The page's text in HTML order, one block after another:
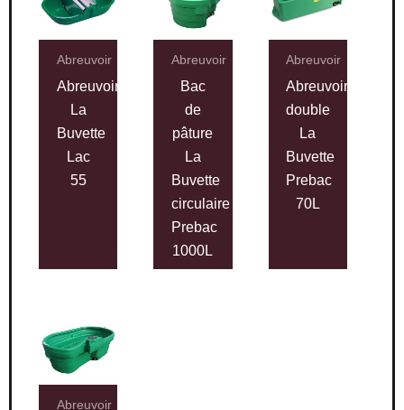
Abreuvoir
Abreuvoir
La
Buvette
Lac
55
Abreuvoir
Bac
de
pâture
La
Buvette
circulaire
Prebac
1000L
Abreuvoir
Abreuvoir
double
La
Buvette
Prebac
70L
Abreuvoir